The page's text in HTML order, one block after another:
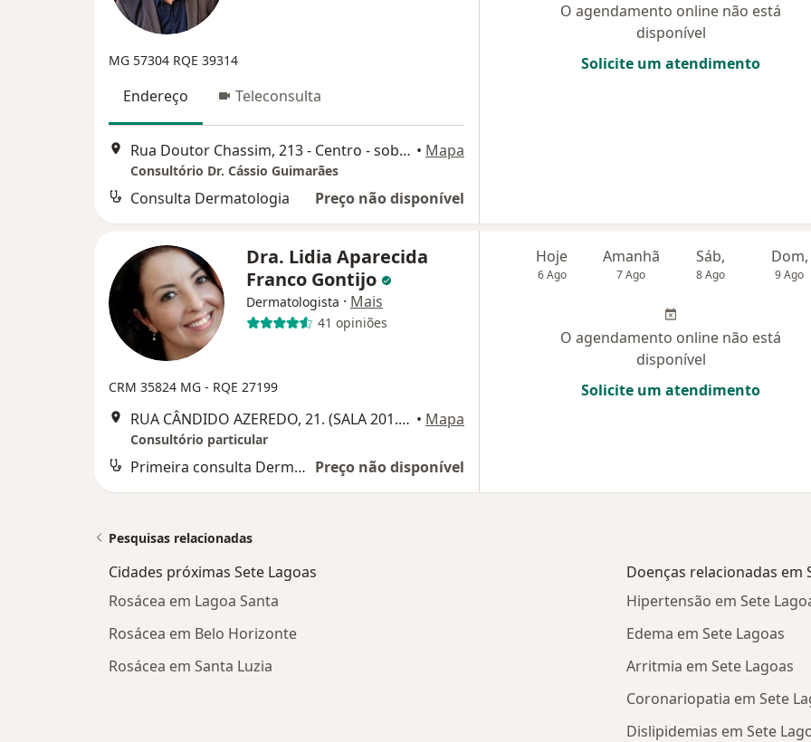
MG 57304 RQE 39314
Endereço Teleconsulta
Rua Doutor Chassim, 213 - Centro - sobreloja, Sete Lagoas • Mapa
Consultório Dr. Cássio Guimarães
Consulta Dermatologia Preço não disponível
O agendamento online não está
disponível
Solicite um atendimento
Dra. Lidia Aparecida
Franco Gontijo
Dermatologista · Mais
41 opiniões
CRM 35824 MG - RQE 27199
RUA CÂNDIDO AZEREDO, 21. (SALA 201. EDIFÍCIO CENTRO MÉDICO)., Sete Lagoas • Mapa
Consultório particular
Primeira consulta Dermatologia Preço não disponível
Hoje
6 Ago
Amanhã
7 Ago
Sáb,
8 Ago
Dom,
9 Ago
O agendamento online não está
disponível
Solicite um atendimento
Pesquisas relacionadas
Cidades próximas Sete Lagoas
Rosácea em Lagoa Santa
Rosácea em Belo Horizonte
Rosácea em Santa Luzia
Doenças relacionadas em
Hipertensão em Sete
Edema em Sete Lagoas
Arritmia em Sete Lagoas
Coronariopatia em Sete
Dislipidemias em Sete